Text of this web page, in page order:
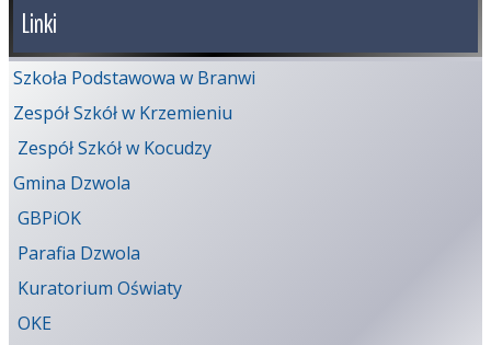
Linki
Szkoła Podstawowa w Branwi
Zespół Szkół w Krzemieniu
Zespół Szkół w Kocudzy
Gmina Dzwola
GBPiOK
Parafia Dzwola
Kuratorium Oświaty
OKE